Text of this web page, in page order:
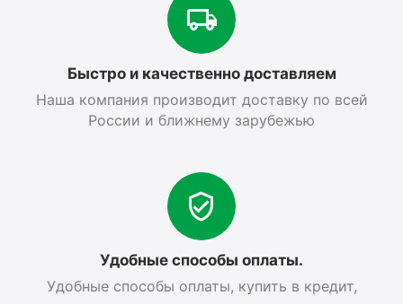
Быстро и качественно доставляем
Наша компания производит доставку по всей
России и ближнему зарубежью
Удобные способы оплаты.
Удобные способы оплаты, купить в кредит,